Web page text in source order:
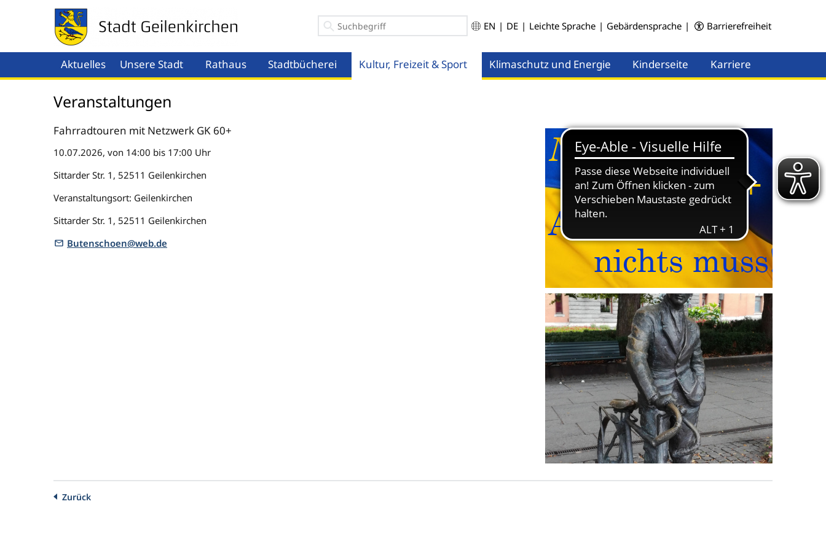
EN | DE | Leichte Sprache | Gebärdensprache | Barrierefreiheit
Aktuelles
Unsere Stadt
Rathaus
Stadtbücherei
Kultur, Freizeit & Sport
Klimaschutz und Energie
Kinderseite
Karriere
Veranstaltungen
Fahrradtouren mit Netzwerk GK 60+
10.07.2026, von 14:00 bis 17:00 Uhr
Sittarder Str. 1, 52511 Geilenkirchen
Veranstaltungsort: Geilenkirchen
Sittarder Str. 1, 52511 Geilenkirchen
Butenschoen@web.de
Zurück